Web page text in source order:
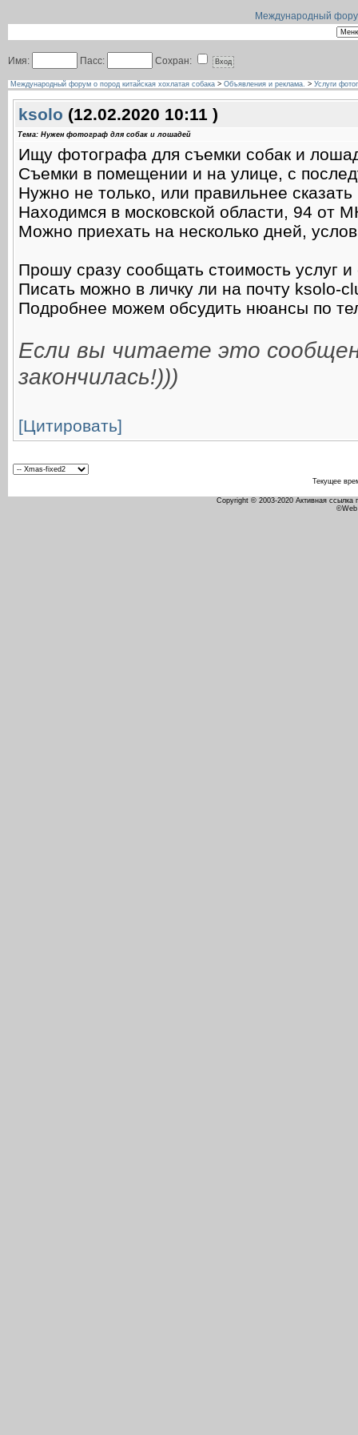
Международный
Имя: Пасс: Сохран:
Международный форум о пород китайская хохлатая собака > Объявления и реклама. > Услуги
ksolo (12.02.2020 10:11 )
Тема: Нужен фотограф для собак и лошадей
Ищу фотографа для съемки собак и
Съемки в помещении и на улице, с
Нужно не только, или правильнее
Находимся в московской области, 94 от
Можно приехать на несколько дней,
Прошу сразу сообщать стоимость услуг
Писать можно в личку ли на почту ksolo-
Подробнее можем обсудить нюансы по
Если вы читаете это
закончилась!)))
[Цитировать]
Текущее
Copyright © 2003-2020 Активная ссылка